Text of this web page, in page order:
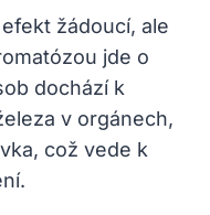
žádoucí, ale
jde o
dochází k
v orgánech,
což vede k